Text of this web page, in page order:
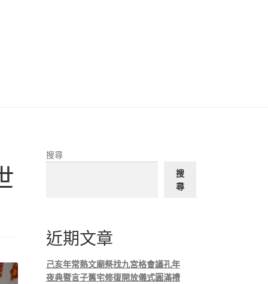
搜尋
搜
尋
近期文章
己亥年常熟文廟祭找九宮格會議孔年
夜典暨言子舊宅修復開放儀式圓滿禮